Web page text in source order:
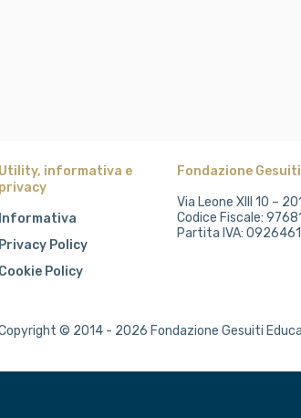
Utility, informativa e
privacy
Informativa
Privacy Policy
Cookie Policy
Fondazione
Via Leone XIII 10 –
Codice Fiscale:
Partita IVA:
© 2014 - 2026 Fondazione Gesuiti